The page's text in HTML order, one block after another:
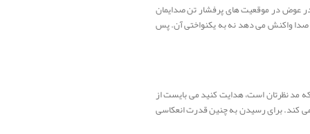
عوض در موقعیت های پرفشار تن صدایمان
واکنش می دهد نه به یکنواختی آن. پس
مد نظرتان است، هدایت کنید می بایست از
می کند. برای رسیدن به چنین قدرت انعکاسی